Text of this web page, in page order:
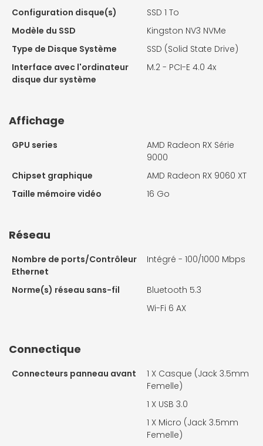
Configuration disque(s)
SSD 1 To
Modèle du SSD
Kingston NV3 NVMe
Type de Disque Système
SSD (Solid State Drive)
Interface avec l'ordinateur
disque dur système
M.2 - PCI-E 4.0 4x
Affichage
GPU series
AMD Radeon RX Série
9000
Chipset graphique
AMD Radeon RX 9060 XT
Taille mémoire vidéo
16 Go
Réseau
Nombre de ports/Contrôleur
Ethernet
Intégré - 100/1000 Mbps
Norme(s) réseau sans-fil
Bluetooth 5.3
Wi-Fi 6 AX
Connectique
Connecteurs panneau avant 1 X Casque (Jack 3.5mm
Femelle)
1 X USB 3.0
1 X Micro (Jack 3.5mm
Femelle)